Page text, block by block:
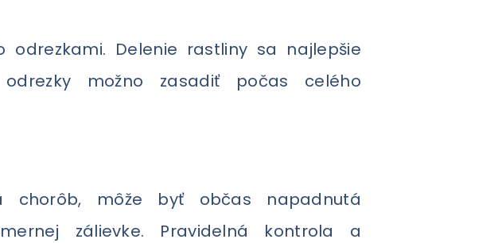
Delenie rastliny sa najlepšie
možno zasadiť počas celého
môže byť občas napadnutá
zálievke. Pravidelná kontrola a